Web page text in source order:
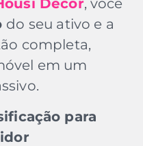
Decor, você
do seu ativo e a
completa,
em um
para